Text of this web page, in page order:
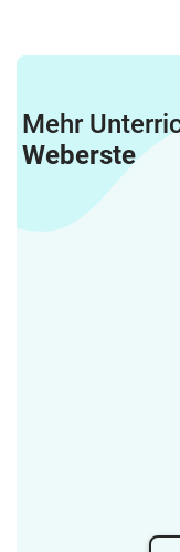
Mehr
Weberste